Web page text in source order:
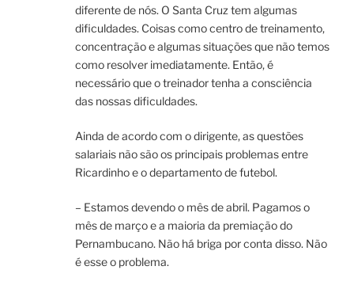
diferente de nós. O Santa Cruz tem algumas
dificuldades. Coisas como centro de treinamento,
concentração e algumas situações que não temos
como resolver imediatamente. Então, é
necessário que o treinador tenha a consciência
das nossas dificuldades.
Ainda de acordo com o dirigente, as questões
salariais não são os principais problemas entre
Ricardinho e o departamento de futebol.
– Estamos devendo o mês de abril. Pagamos o
mês de março e a maioria da premiação do
Pernambucano. Não há briga por conta disso. Não
é esse o problema.